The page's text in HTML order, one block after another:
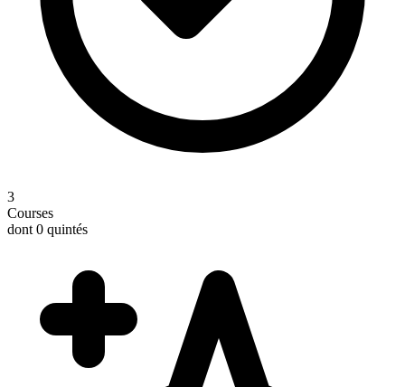
3
Courses
dont 0 quintés